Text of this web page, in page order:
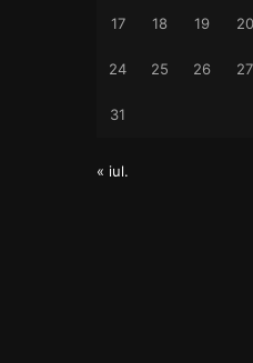
17 18 19 20
24 25 26 27
31
« iul.